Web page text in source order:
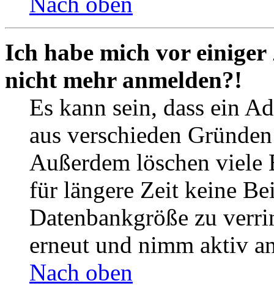
Ich habe mich vor
nicht mehr anmelden?!
Es kann sein, dass ein
aus verschieden
Außerdem löschen viele
für längere Zeit keine
Datenbankgröße zu
erneut und nimm aktiv
Nach oben